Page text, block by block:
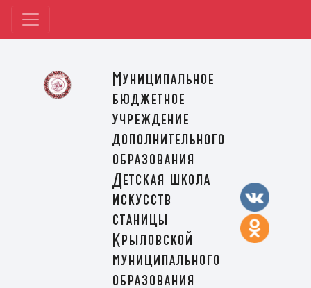
Муниципальное
бюджетное
учреждение
дополнительного
образования
Детская школа
искусств
станицы
Крыловской
муниципального
образования